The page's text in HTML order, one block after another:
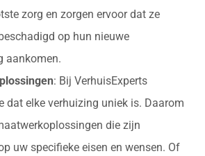
zorg en zorgen ervoor dat ze
op hun nieuwe
aankomen.
: Bij VerhuisExperts
dat elke verhuizing uniek is. Daarom
die zijn
uw specifieke eisen en wensen. Of